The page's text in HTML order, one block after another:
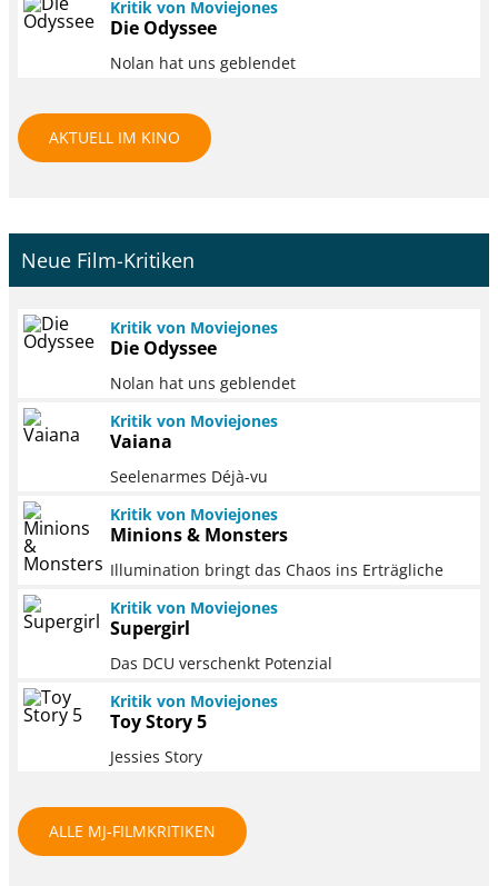
Kritik von Moviejones
Die Odyssee
Nolan hat uns geblendet
AKTUELL IM KINO
Neue Film-Kritiken
Kritik von Moviejones
Die Odyssee
Nolan hat uns geblendet
Kritik von Moviejones
Vaiana
Seelenarmes Déjà-vu
Kritik von Moviejones
Minions & Monsters
Illumination bringt das Chaos ins Erträgliche
Kritik von Moviejones
Supergirl
Das DCU verschenkt Potenzial
Kritik von Moviejones
Toy Story 5
Jessies Story
ALLE MJ-FILMKRITIKEN